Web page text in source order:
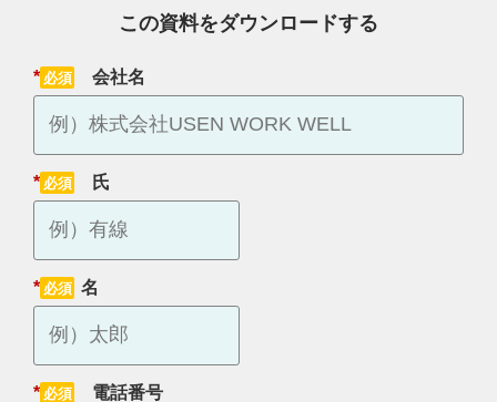
この資料をダウンロードする
* 会社名
* 氏
* 名
* 電話番号